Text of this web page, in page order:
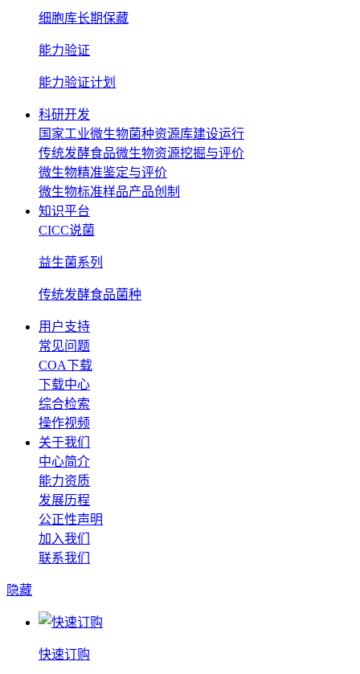
细胞库长期保藏
能力验证
能力验证计划
科研开发
国家工业微生物菌种资源库建设运行
传统发酵食品微生物资源挖掘与评价
微生物精准鉴定与评价
微生物标准样品产品创制
知识平台
CICC说菌
益生菌系列
传统发酵食品菌种
用户支持
常见问题
COA下载
下载中心
综合检索
操作视频
关于我们
中心简介
能力资质
发展历程
公正性声明
加入我们
联系我们
隐藏
快速订购